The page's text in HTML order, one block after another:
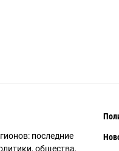
последние
общества,